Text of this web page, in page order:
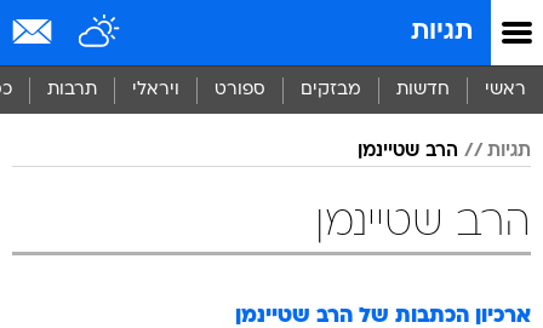
תגיות
ראשי חדשות מבזקים ספורט ויראלי תרבות
תגיות הרב שטיינמן
הרב שטיינמן
ארכיון הכתבות של הרב שטיינמן